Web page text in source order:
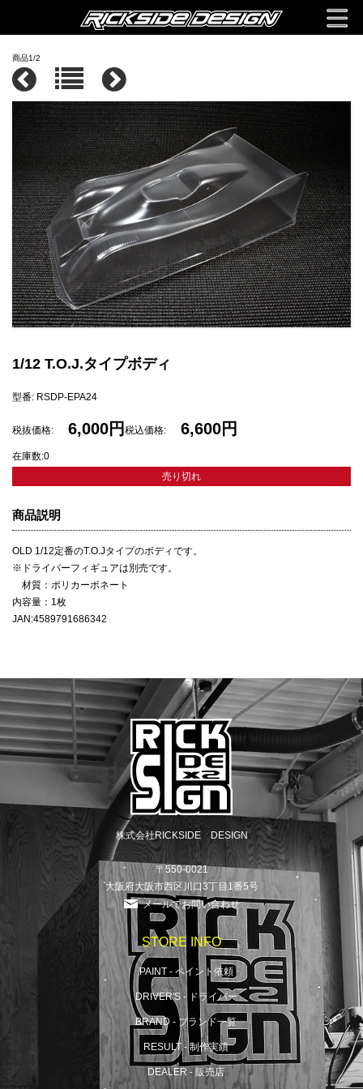
商品1/2
1/12 T.O.J.タイプボディ
型番: RSDP-EPA24
税抜価格: 6,000円 税込価格: 6,600円
在庫数:0
売り切れ
商品説明
OLD 1/12定番のT.O.Jタイプのボディです。
※ドライバーフィギュアは別売です。
材質：ポリカーボネート
内容量：1枚
JAN:4589791686342
株式会社RICKSIDE DESIGN
〒550-0021
大阪府大阪市西区川口3丁目1番5号
メールでお問い合わせ
STORE INFO
PAINT - ペイント依頼
DRIVER'S - ドライバー
BRAND - ブランド一覧
RESULT - 制作実績
DEALER - 販売店